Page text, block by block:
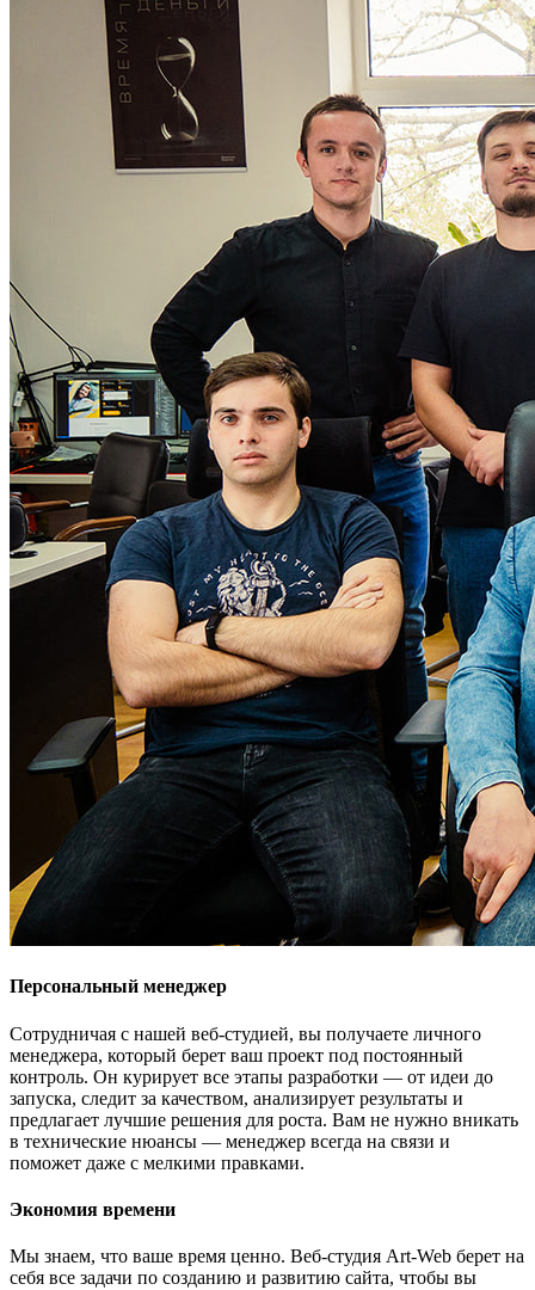
Персональный менеджер
Сотрудничая с нашей веб-студией, вы получаете личного
менеджера, который берет ваш проект под постоянный
контроль. Он курирует все этапы разработки — от идеи до
запуска, следит за качеством, анализирует результаты и
предлагает лучшие решения для роста. Вам не нужно вникать
в технические нюансы — менеджер всегда на связи и
поможет даже с мелкими правками.
Экономия времени
Мы знаем, что ваше время ценно. Веб-студия Art-Web берет на
себя все задачи по созданию и развитию сайта, чтобы вы